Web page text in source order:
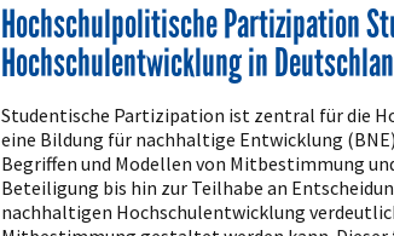
Hochschulpolitische Partizipation
Hochschulentwicklung in
Artikelinhalt
Studentische Partizipation ist zentral für die
eine Bildung für nachhaltige Entwicklung
Begriffen und Modellen von Mitbestimmung
Beteiligung bis hin zur Teilhabe an
nachhaltigen Hochschulentwicklung